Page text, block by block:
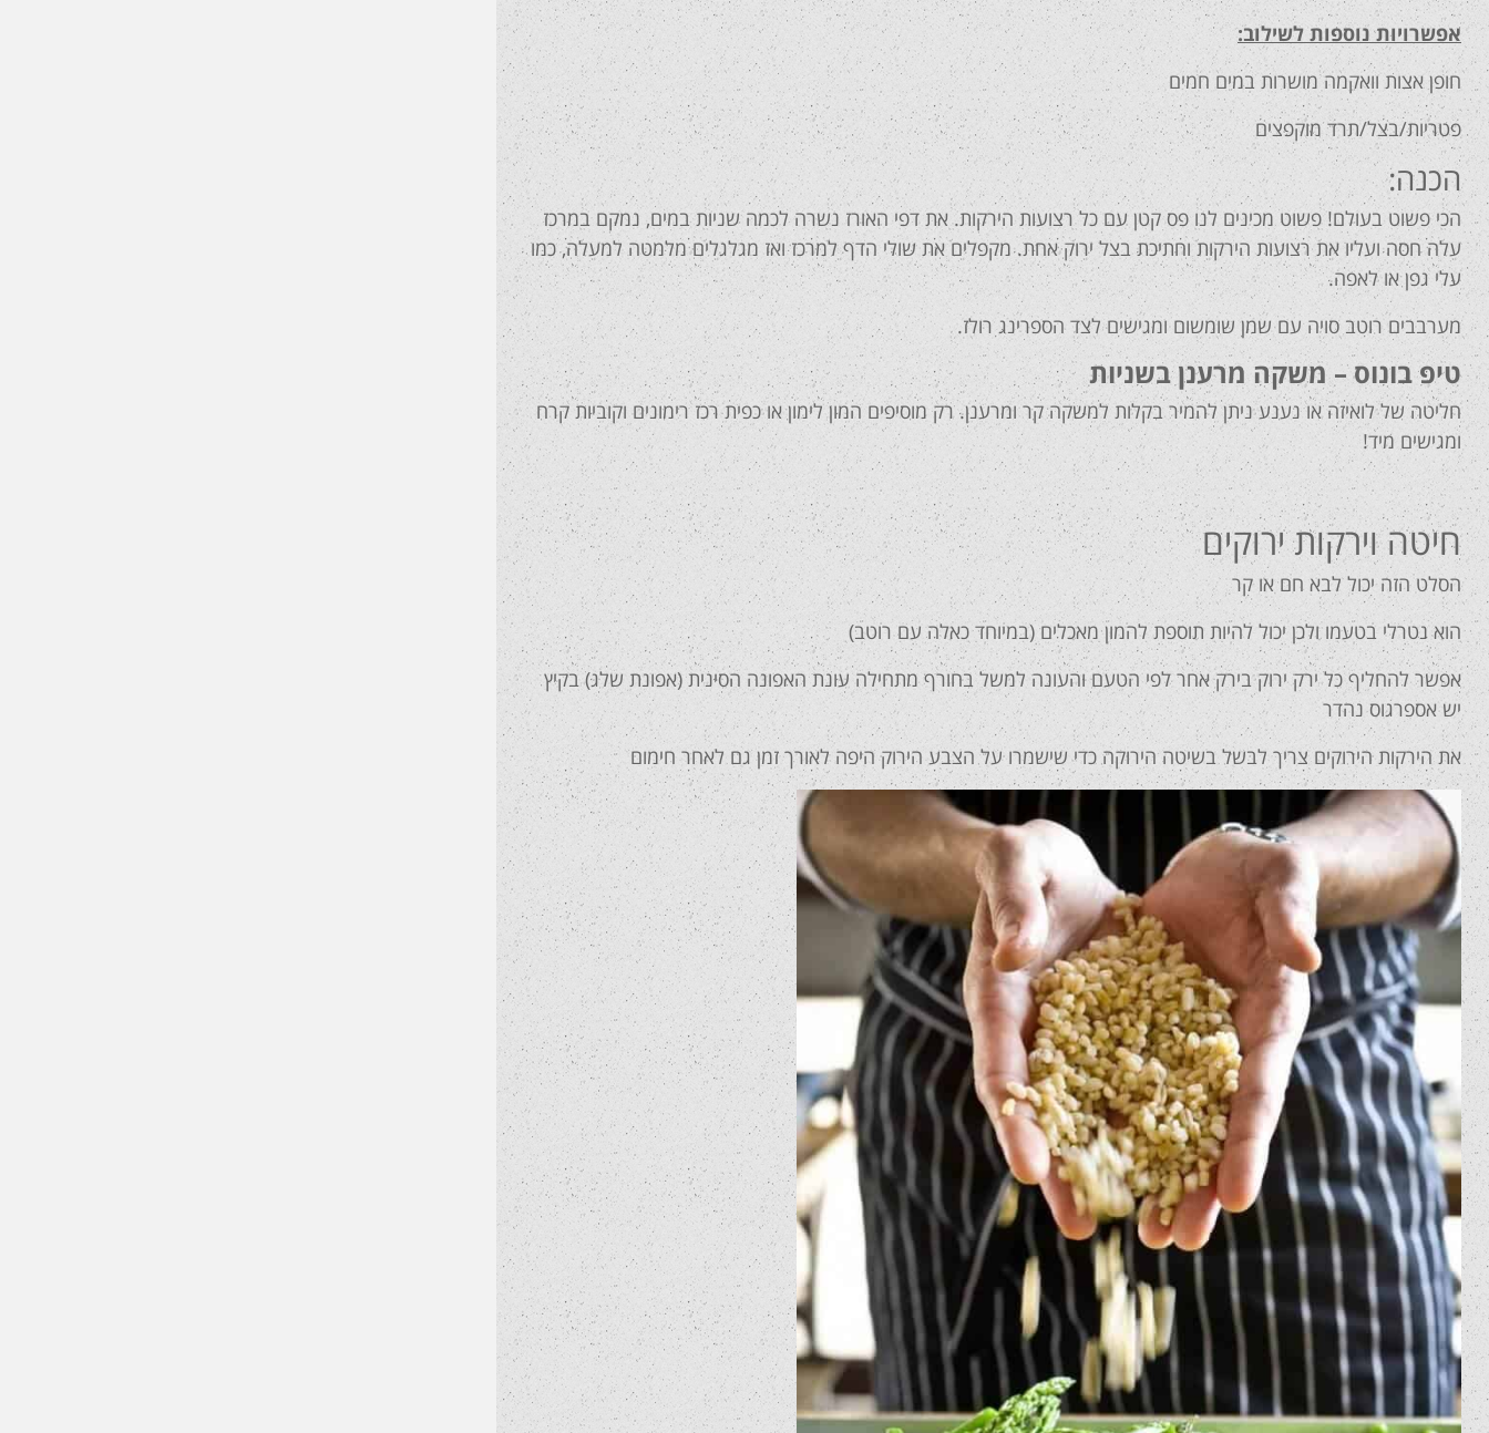
אפשרויות נוספות לשילוב:
חופן אצות וואקמה מושרות במים חמים
פטריות/בצל/תרד מוקפצים
הכנה:
הכי פשוט בעולם! פשוט מכינים לנו פס קטן עם כל רצועות הירקות. את דפי האורז נשרה לכמה שניות במים, נמקם במרכז
עלה חסה ועליו את רצועות הירקות וחתיכת בצל ירוק אחת. מקפלים את שולי הדף למרכז ואז מגלגלים מלמטה למעלה, כמו
עלי גפן או לאפה.
מערבבים רוטב סויה עם שמן שומשום ומגישים לצד הספרינג רולז.
טיפ בונוס – משקה מרענן בשניות
חליטה של לואיזה או נענע ניתן להמיר בקלות למשקה קר ומרענן. רק מוסיפים המון לימון או כפית רכז רימונים וקוביות קרח
ומגישים מיד!
חיטה וירקות ירוקים
הסלט הזה יכול לבא חם או קר
הוא נטרלי בטעמו ולכן יכול להיות תוספת להמון מאכלים (במיוחד כאלה עם רוטב)
אפשר להחליף כל ירק ירוק בירק אחר לפי הטעם והעונה למשל בחורף מתחילה עונת האפונה הסינית (אפונת שלג) בקיץ
יש אספרגוס נהדר
את הירקות הירוקים צריך לבשל בשיטה הירוקה כדי שישמרו על הצבע הירוק היפה לאורך זמן גם לאחר חימום